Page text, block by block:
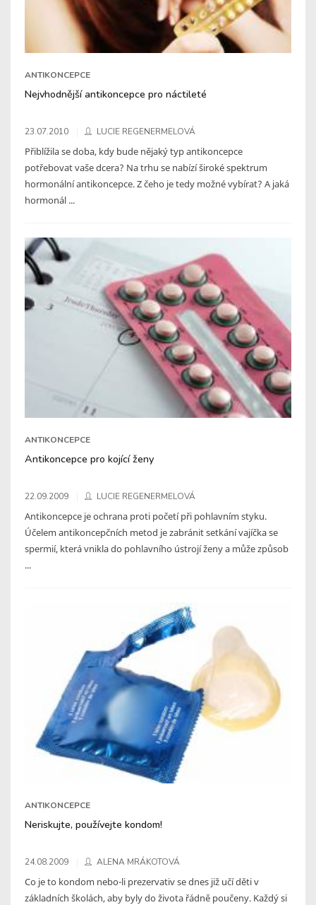
ANTIKONCEPCE
Nejvhodnější antikoncepce pro náctileté
23.07.2010 LUCIE REGENERMELOVÁ
Přiblížila se doba, kdy bude nějaký typ antikoncepce
potřebovat vaše dcera? Na trhu se nabízí široké spektrum
hormonální antikoncepce. Z čeho je tedy možné vybírat? A jaká
hormonál ...
ANTIKONCEPCE
Antikoncepce pro kojící ženy
22.09.2009 LUCIE REGENERMELOVÁ
Antikoncepce je ochrana proti početí při pohlavním styku.
Účelem antikoncepčních metod je zabránit setkání vajíčka se
spermií, která vnikla do pohlavního ústrojí ženy a může způsob
...
ANTIKONCEPCE
Neriskujte, používejte kondom!
24.08.2009 ALENA MRÁKOTOVÁ
Co je to kondom nebo-li prezervativ se dnes již učí děti v
základních školách, aby byly do života řádně poučeny. Každý si